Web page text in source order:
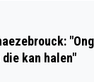
die kan halen"